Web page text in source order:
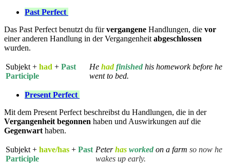
Past Perfect
Das Past Perfect benutzt du fürvergangene Handlungen, die vor
einer anderen Handlung in der Vergangenheit abgeschlossen
wurden.
Subjekt + had + Past
Participle
He had finished his homework before he
went to bed.
Present Perfect
Mit dem Present Perfect beschreibst du Handlungen, die in der
Vergangenheit begonnen haben und Auswirkungen auf die
Gegenwart haben.
Subjekt + have/has + Past
Participle
Peterhas worked on a farm so now he
wakes up early.